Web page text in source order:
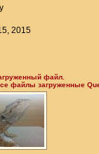
2015
файл.
файлы загруженные